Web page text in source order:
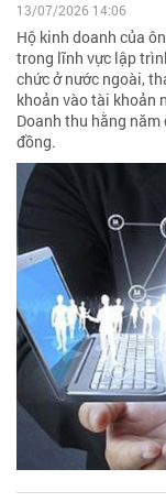
13/07/2026 14:06
Hộ kinh doanh của
trong lĩnh vực lập
chức ở nước ngoài,
khoản vào tài khoản
Doanh thu hằng
đồng.